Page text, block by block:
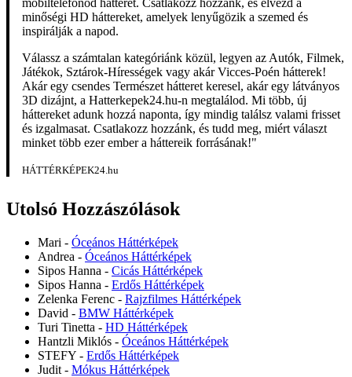
mobiltelefonod hátterét. Csatlakozz hozzánk, és élvezd a
minőségi HD háttereket, amelyek lenyűgözik a szemed és
inspirálják a napod.
Válassz a számtalan kategóriánk közül, legyen az Autók, Filmek,
Játékok, Sztárok-Hírességek vagy akár Vicces-Poén hátterek!
Akár egy csendes Természet hátteret keresel, akár egy látványos
3D dizájnt, a Hatterkepek24.hu-n megtalálod. Mi több, új
háttereket adunk hozzá naponta, így mindig találsz valami frisset
és izgalmasat. Csatlakozz hozzánk, és tudd meg, miért választ
minket több ezer ember a háttereik forrásának!"
HÁTTÉRKÉPEK24.hu
Utolsó Hozzászólások
Mari - Óceános Háttérképek
Andrea - Óceános Háttérképek
Sipos Hanna - Cicás Háttérképek
Sipos Hanna - Erdős Háttérképek
Zelenka Ferenc - Rajzfilmes Háttérképek
David - BMW Háttérképek
Turi Tinetta - HD Háttérképek
Hantzli Miklós - Óceános Háttérképek
STEFY - Erdős Háttérképek
Judit - Mókus Háttérképek